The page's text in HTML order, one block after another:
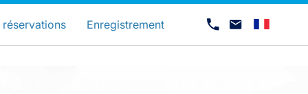
réservations Enregistrement